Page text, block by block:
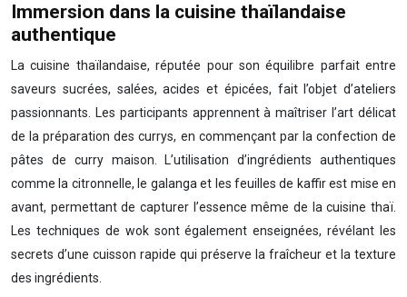
Immersion dans la cuisine thaïlandaise
authentique
La cuisine thaïlandaise, réputée pour son équilibre parfait entre
saveurs sucrées, salées, acides et épicées, fait l’objet d’ateliers
passionnants. Les participants apprennent à maîtriser l’art délicat
de la préparation des currys, en commençant par la confection de
pâtes de curry maison. L’utilisation d’ingrédients authentiques
comme la citronnelle, le galanga et les feuilles de kaffir est mise en
avant, permettant de capturer l’essence même de la cuisine thaï.
Les techniques de wok sont également enseignées, révélant les
secrets d’une cuisson rapide qui préserve la fraîcheur et la texture
des ingrédients.